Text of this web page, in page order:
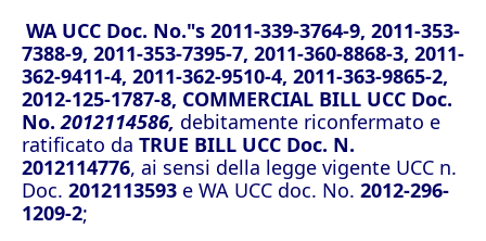
WA UCC Doc. No."s 2011-339-3764-9, 2011-353-
7388-9, 2011-353-7395-7, 2011-360-8868-3, 2011-
362-9411-4, 2011-362-9510-4, 2011-363-9865-2,
2012-125-1787-8, COMMERCIAL BILL UCC Doc.
No.2012114586, debitamente riconfermato e
ratificato da TRUE BILL UCC Doc. N.
2012114776, ai sensi della legge vigente UCC n.
Doc. 2012113593 e WA UCC doc. No. 2012-296-
1209-2;